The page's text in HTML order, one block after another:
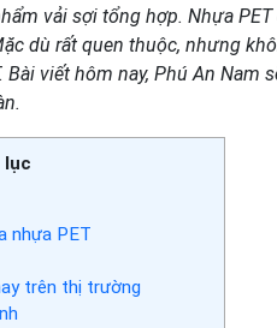
vải sợi tổng hợp. Nhựa
dù rất quen thuộc, nhưng
viết hôm nay, Phú An Nam
lục
nhựa PET
trên thị trường